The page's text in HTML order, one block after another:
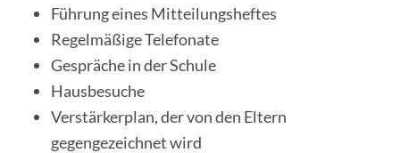
Führung eines Mitteilungsheftes
Regelmäßige Telefonate
Gespräche in der Schule
Hausbesuche
Verstärkerplan, der von den Eltern
gegengezeichnet wird